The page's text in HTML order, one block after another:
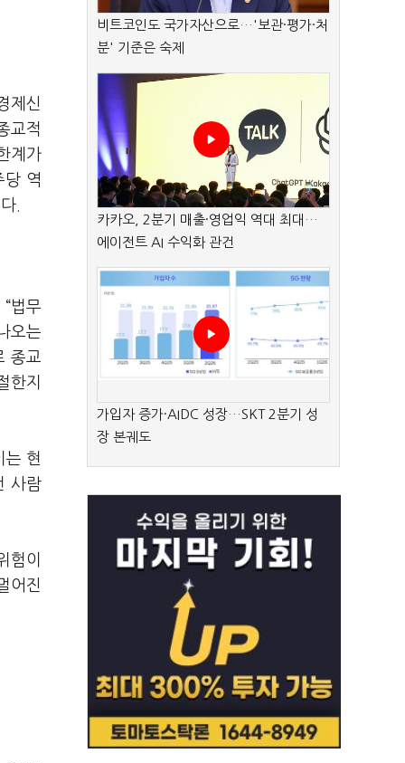
제신
교적
계가
당 역
.
법무
오는
종교
한지
는 현
사람
험이
어진
비트코인도 국가자산으로…'보관·평가·처
분' 기준은 숙제
카카오, 2분기 매출·영업익 역대 최대…
에이전트 AI 수익화 관건
가입자 증가·AIDC 성장…SKT 2분기 성
장 본궤도